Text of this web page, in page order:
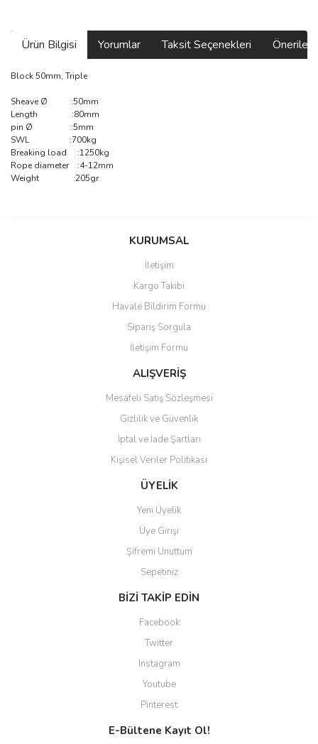
Ürün Bilgisi Yorumlar Taksit Seçenekleri
Block 50mm, Triple
Sheave Ø :50mm
Length :80mm
pin Ø :5mm
SWL :700kg
Breaking load :1250kg
Rope diameter :4-12mm
Weight :205gr
Bu ürüne ilk yorumu siz yapın!
Ürün resmi kalitesiz, bozuk veya görüntülenemiyor.
Ürün açıklamasında eksik bilgiler bulunuyor.
Ürün bilgilerinde hatalar bulunuyor.
Ürün fiyatı diğer sitelerden daha pahalı.
Bu ürüne benzer farklı alternatifler olmalı.
Gönder
KURUMSAL
İletişim
Kargo Takibi
Havale Bildirim Formu
Sipariş Sorgula
İletişim Formu
ALIŞVERİŞ
Mesafeli Satış Sözleşmesi
Gizlilik ve Güvenlik
İptal ve İade Şartları
Kişisel Veriler Politikası
ÜYELİK
Yeni Üyelik
Üye Girişi
Şifremi Unuttum
Sepetiniz
BİZİ TAKİP EDİN
Facebook
Twitter
Instagram
Youtube
Pinterest
E-Bültene Kayıt Ol!